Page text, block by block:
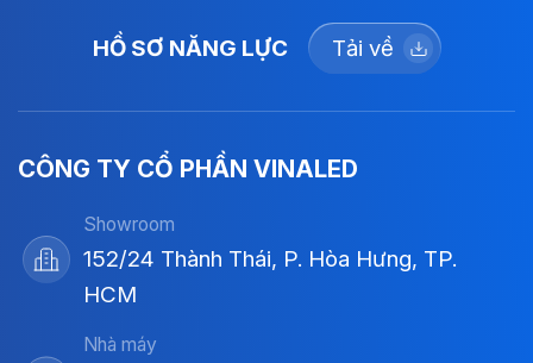
HỒ SƠ NĂNG LỰC Tải về
CÔNG TY CỔ PHẦN VINALED
Showroom
152/24 Thành Thái, P. Hòa Hưng, TP.
HCM
Nhà máy